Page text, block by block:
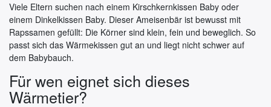
Viele Eltern suchen nach einem Kirschkernkissen Baby oder
einem Dinkelkissen Baby. Dieser Ameisenbär ist bewusst mit
Rapssamen gefüllt: Die Körner sind klein, fein und beweglich. So
passt sich das Wärmekissen gut an und liegt nicht schwer auf
dem Babybauch.
Für wen eignet sich dieses
Wärmetier?